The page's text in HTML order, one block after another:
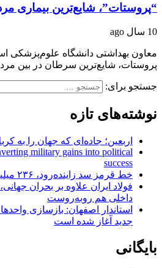
“پروستات”، شایع‌ترین بیماری
10 سال ago
معاون بهداشتی دانشگاه علوم‌پزشکی
پروستات، شایع‌ترین سرطان در بین
جستجو برای:
نوشته‌های تازه
اربعین؛ جاده‌ای که جهان را به
military gains into political
success
خط قرمز سد زاینده‌رود، ۲۳۶ میلیون مترمکعب است
فولاد ایران علاوه بر بحران
داخلی هم روبه‌روست
استاندار اصفهان: بازسازی
جدید آغاز شده است
بایگانی